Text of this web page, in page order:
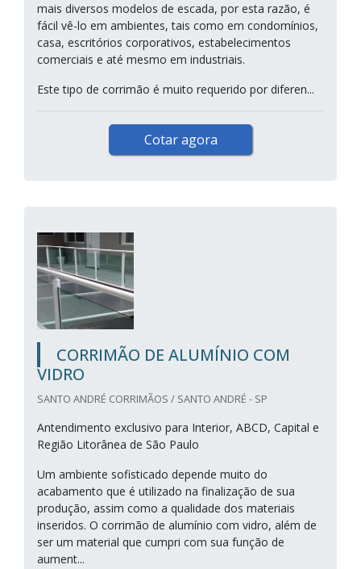
mais diversos modelos de escada, por esta razão, é
fácil vê-lo em ambientes, tais como em condomínios,
casa, escritórios corporativos, estabelecimentos
comerciais e até mesmo em industriais.
Este tipo de corrimão é muito requerido por diferen...
Cotar agora
CORRIMÃO DE ALUMÍNIO COM
VIDRO
SANTO ANDRÉ CORRIMÃOS / SANTO ANDRÉ - SP
Antendimento exclusivo para Interior, ABCD, Capital e
Região Litorânea de São Paulo
Um ambiente sofisticado depende muito do
acabamento que é utilizado na finalização de sua
produção, assim como a qualidade dos materiais
inseridos. O corrimão de alumínio com vidro, além de
ser um material que cumpri com sua função de
aument...